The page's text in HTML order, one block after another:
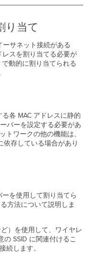
り当て
ーサネット接続がある
レスを割り当てる必要が
動的に割り当てられる
各 MAC アドレスに静的
バーを設定する必要があ
トワークの他の機能は、
依存している場合があり
を使用して割り当てら
方法について説明しま
）を使用して、ワイヤレ
SSID に関連付けるこ
続します。